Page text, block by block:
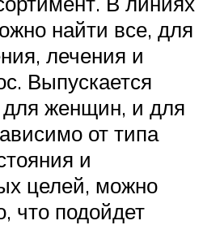
найти все, для
лечения и
Выпускается
для женщин, и для
от типа
и
целей, можно
что подойдет